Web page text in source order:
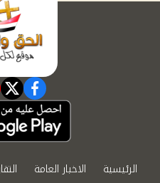
الرئيسية الاخبار العامة